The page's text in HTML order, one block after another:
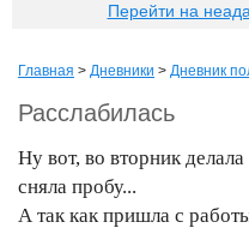
Перейти на
Главная > Дневники > Дневник
Расслабилась
Ну вот, во вторник
сняла пробу...
А так как пришла с